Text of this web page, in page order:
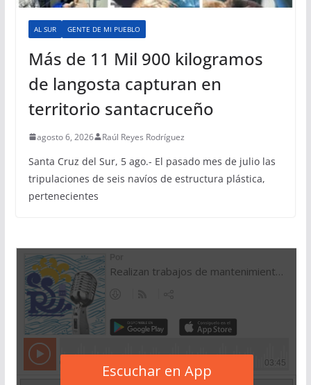
AL SUR GENTE DE MI PUEBLO
Más de 11 Mil 900 kilogramos
de langosta capturan en
territorio santacruceño
agosto 6, 2026 Raúl Reyes Rodríguez
Santa Cruz del Sur, 5 ago.- El pasado mes de julio las
tripulaciones de seis navíos de estructura plástica,
pertenecientes